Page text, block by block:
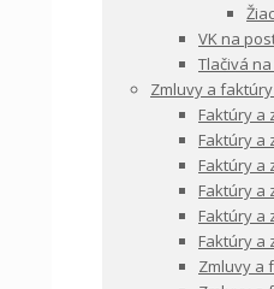
VK na
Tlačivá
Zmluvy a
Faktúry a
Faktúry a
Faktúry a
Faktúry a
Faktúry a
Faktúry a
Zmluvy a